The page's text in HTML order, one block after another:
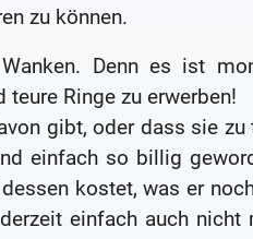
zu können.
Denn es ist
Ringe zu erwerben!
gibt, oder dass sie zu
einfach so billig
kostet, was er
einfach auch nicht